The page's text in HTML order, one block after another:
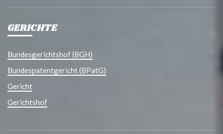
GERICHTE
Bundesgerichtshof (BGH)
Bundespatentgericht (BPatG)
Gericht
Gerichtshof